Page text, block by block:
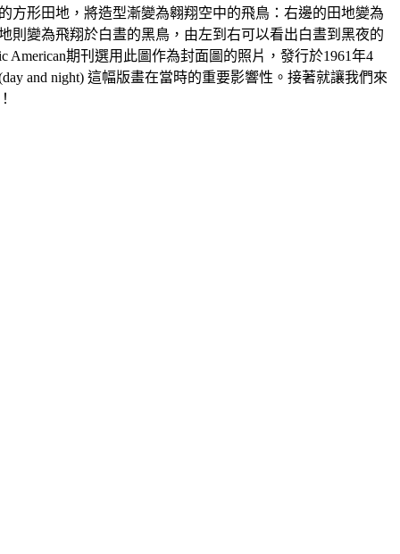
方形田地，將造型漸變為翱翔空中的飛鳥：右邊的田地變為
則變為飛翔於白晝的黑鳥，由左到右可以看出白晝到黑夜的
American期刊選用此圖作為封面圖的照片，發行於1961年4
and night) 這幅版畫在當時的重要影響性。接著就讓我們來